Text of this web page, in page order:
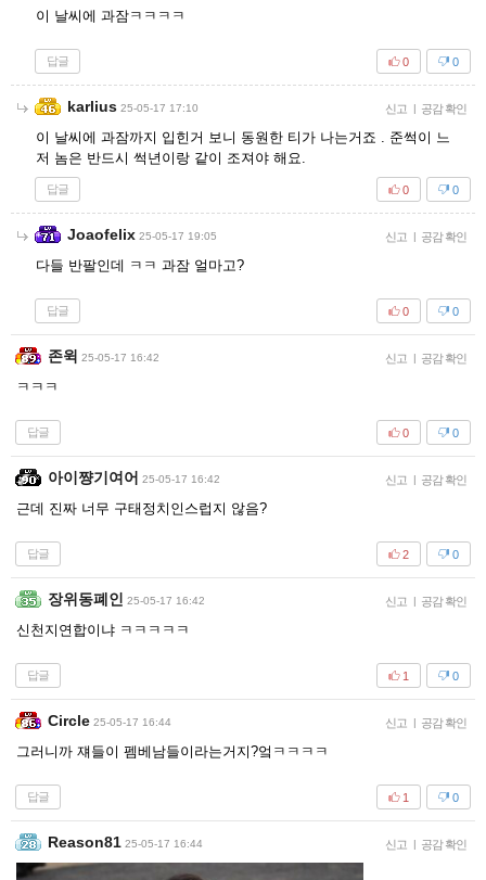
이 날씨에 과잠ㅋㅋㅋㅋ
답글 0
0
karlius 25-05-17 17:10 신고 | 공감 확인
이 날씨에 과잠까지 입힌거 보니 동원한 티가 나는거죠 . 준썩이 느
저 놈은 반드시 썩년이랑 같이 조져야 해요.
답글 0
0
Joaofelix 25-05-17 19:05 신고 | 공감 확인
다들 반팔인데 ㅋㅋ 과잠 얼마고?
답글 0
0
존윅 25-05-17 16:42 신고 | 공감 확인
ㅋㅋㅋ
답글 0
0
아이쨩기여어 25-05-17 16:42 신고 | 공감 확인
근데 진짜 너무 구태정치인스럽지 않음?
답글 0
2
장위동폐인 25-05-17 16:42 신고 | 공감 확인
신천지연합이냐 ㅋㅋㅋㅋㅋ
답글 0
1
Circle 25-05-17 16:44 신고 | 공감 확인
그러니까 쟤들이 펨베남들이라는거지?엌ㅋㅋㅋㅋ
답글 0
1
Reason81 25-05-17 16:44 신고 | 공감 확인